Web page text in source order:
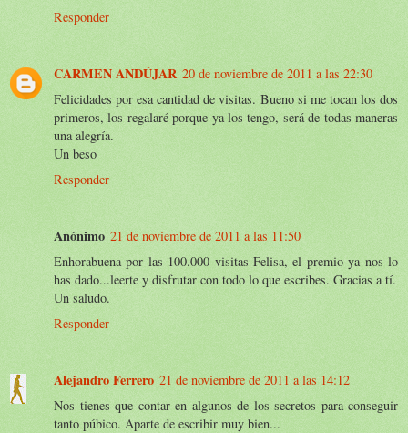
Responder
CARMEN ANDÚJAR 20 de noviembre de 2011 a las 22:30
Felicidades por esa cantidad de visitas. Bueno si me tocan los dos
primeros, los regalaré porque ya los tengo, será de todas maneras
una alegría.
Un beso
Responder
Anónimo 21 de noviembre de 2011 a las 11:50
Enhorabuena por las 100.000 visitas Felisa, el premio ya nos lo
has dado...leerte y disfrutar con todo lo que escribes. Gracias a tí.
Un saludo.
Responder
Alejandro Ferrero 21 de noviembre de 2011 a las 14:12
Nos tienes que contar en algunos de los secretos para conseguir
tanto púbico. Aparte de escribir muy bien...